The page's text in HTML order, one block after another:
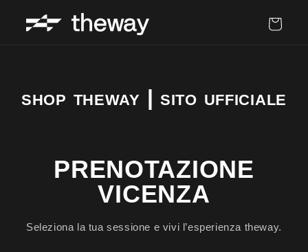
Carrello
shop theway | sito ufficiale
PRENOTAZIONE
VICENZA
Seleziona la tua sessione e vivi l’esperienza theway.